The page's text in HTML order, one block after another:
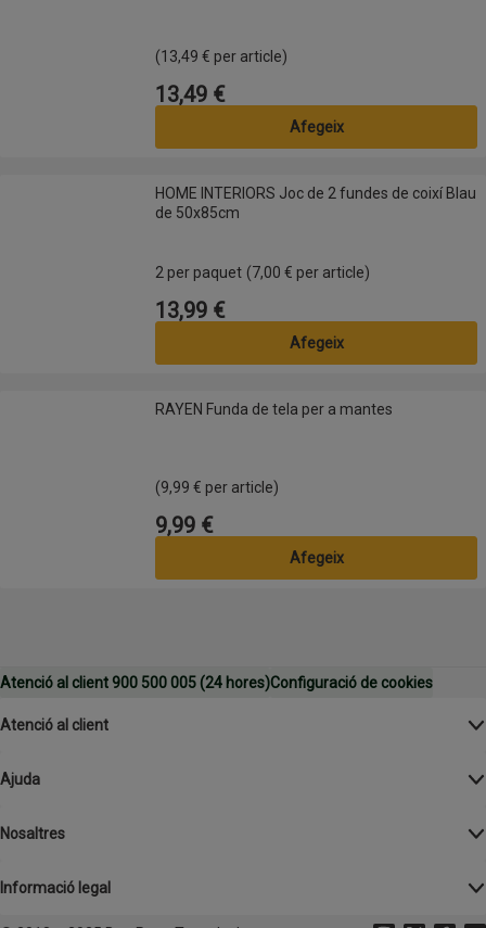
(13,49 € per article)
Preu
13,49 €
Afegeix
HOME INTERIORS Joc de 2 fundes de coixí Blau de 50x85cm
HOME INTERIORS Joc de 2 fundes de coixí Blau
de 50x85cm
2 per paquet (7,00 € per article)
Preu
13,99 €
Afegeix
RAYEN Funda de tela per a mantesRAYEN Funda de tela per a mantes
(9,99 € per article)
Preu
9,99 €
Afegeix
Atenció al client 900 500 005 (24 hores)Configuració de cookies
Atenció al client
Ajuda
Nosaltres
Informació legal